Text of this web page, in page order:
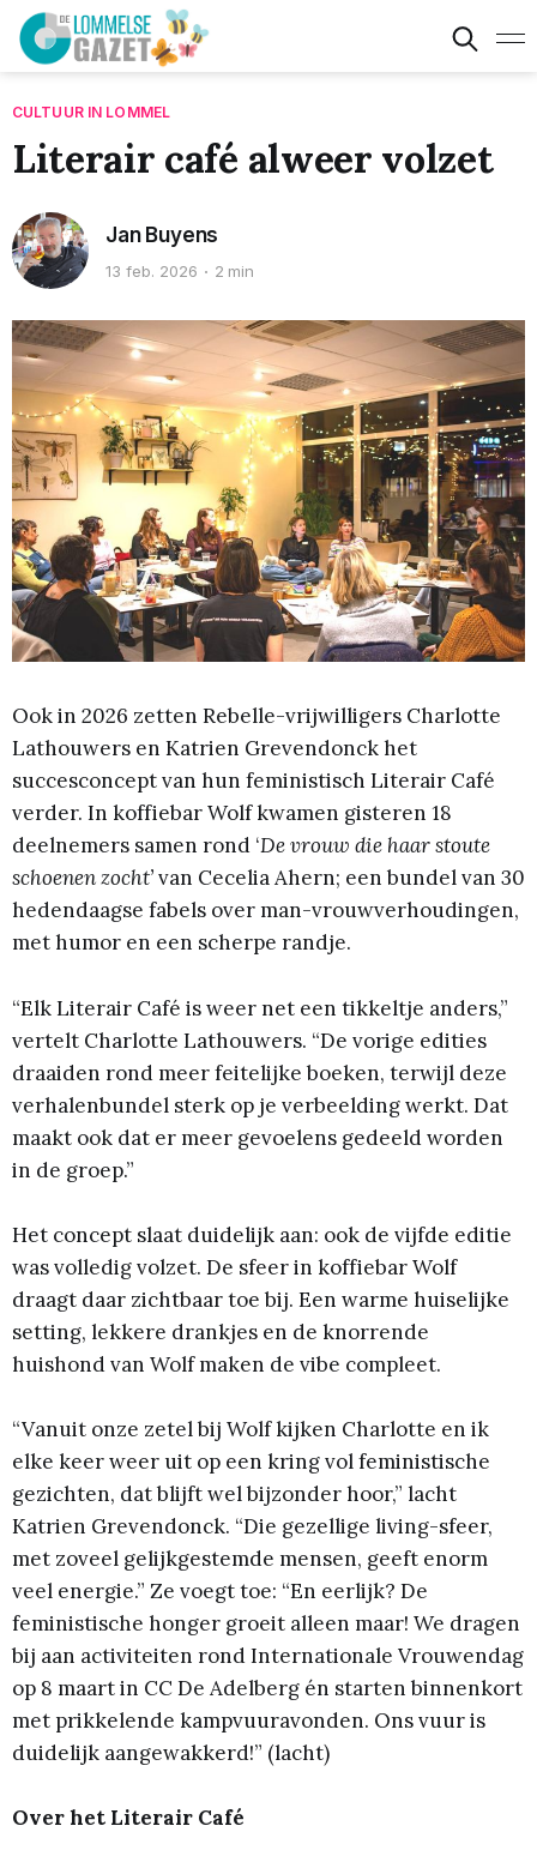
CULTUUR IN LOMMEL
Literair café alweer volzet
Jan Buyens
13 feb. 2026 2 min
Ook in 2026 zetten Rebelle-vrijwilligers Charlotte
Lathouwers en Katrien Grevendonck het
succesconcept van hun feministisch Literair Café
verder. In koffiebar Wolf kwamen gisteren 18
deelnemers samen rond ‘De vrouw die haar stoute
schoenen zocht’van Cecelia Ahern; een bundel van 30
hedendaagse fabels over man-vrouwverhoudingen,
met humor en een scherpe randje.
“Elk Literair Café is weer net een tikkeltje anders,”
vertelt Charlotte Lathouwers. “De vorige edities
draaiden rond meer feitelijke boeken, terwijl deze
verhalenbundel sterk op je verbeelding werkt. Dat
maakt ook dat er meer gevoelens gedeeld worden
in de groep.”
Het concept slaat duidelijk aan: ook de vijfde editie
was volledig volzet. De sfeer in koffiebar Wolf
draagt daar zichtbaar toe bij. Een warme huiselijke
setting, lekkere drankjes en de knorrende
huishond van Wolf maken de vibe compleet.
“Vanuit onze zetel bij Wolf kijken Charlotte en ik
elke keer weer uit op een kring vol feministische
gezichten, dat blijft wel bijzonder hoor,” lacht
Katrien Grevendonck. “Die gezellige living-sfeer,
met zoveel gelijkgestemde mensen, geeft enorm
veel energie.” Ze voegt toe: “En eerlijk? De
feministische honger groeit alleen maar! We dragen
bij aan activiteiten rond Internationale Vrouwendag
op 8 maart in CC De Adelberg én starten binnenkort
met prikkelende kampvuuravonden. Ons vuur is
duidelijk aangewakkerd!” (lacht)
Over het Literair Café